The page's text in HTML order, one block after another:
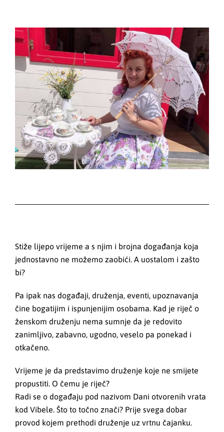
Stiže lijepo vrijeme a s njim i brojna događanja koja
jednostavno ne možemo zaobići. A uostalom i zašto
bi?
Pa ipak nas događaji, druženja, eventi, upoznavanja
čine bogatijim i ispunjenijim osobama. Kad je riječ o
ženskom druženju nema sumnje da je redovito
zanimljivo, zabavno, ugodno, veselo pa ponekad i
otkačeno.
Vrijeme je da predstavimo druženje koje ne smijete
propustiti. O čemu je riječ?
Radi se o događaju pod nazivom Dani otvorenih vrata
kod Vibele. Što to točno znači? Prije svega dobar
provod kojem prethodi druženje uz vrtnu čajanku.